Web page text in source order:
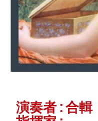
演奏者 : 合輯